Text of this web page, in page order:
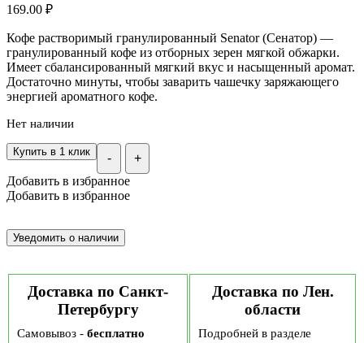
169.00 ₽
Кофе растворимый гранулированный Senator (Сенатор) —
гранулированный кофе из отборных зерен мягкой обжарки.
Имеет сбалансированный мягкий вкус и насыщенный аромат.
Достаточно минуты, чтобы заварить чашечку заряжающего
энергией ароматного кофе.
Нет наличии
- +
Купить в 1 клик
Добавить в избранное
Добавить в избранное
Доставка по Санкт-
Петербургу
Самовывоз - бесплатно
Доставка по Лен.
области
Подробней в разделе